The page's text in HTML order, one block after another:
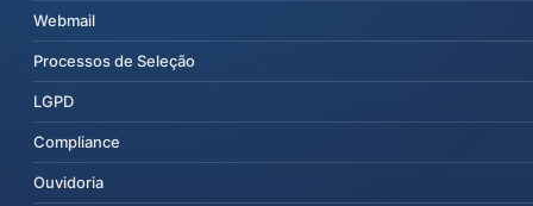
Webmail
Processos de Seleção
LGPD
Compliance
Ouvidoria